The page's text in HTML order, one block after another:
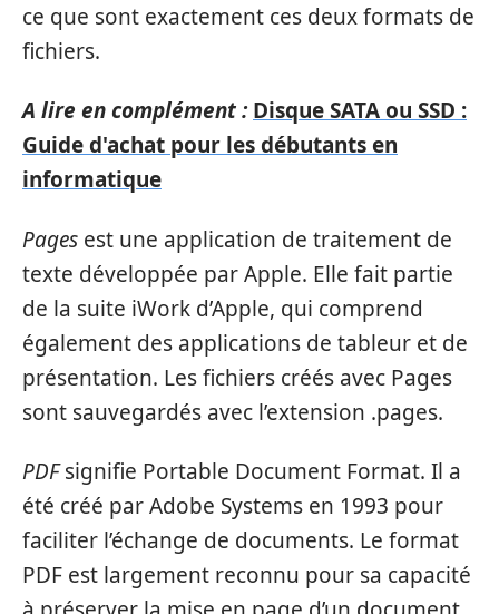
ce que sont exactement ces deux formats de
fichiers.
A lire en complément : Disque SATA ou SSD :
Guide d'achat pour les débutants en
informatique
Pages est une application de traitement de
texte développée par Apple. Elle fait partie
de la suite iWork d’Apple, qui comprend
également des applications de tableur et de
présentation. Les fichiers créés avec Pages
sont sauvegardés avec l’extension .pages.
PDFsignifie Portable Document Format. Il a
été créé par Adobe Systems en 1993 pour
faciliter l’échange de documents. Le format
PDF est largement reconnu pour sa capacité